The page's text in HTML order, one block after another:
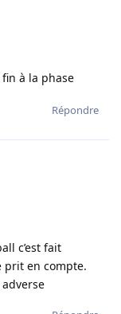
à la phase
Répondre
c’est fait
prit en compte.